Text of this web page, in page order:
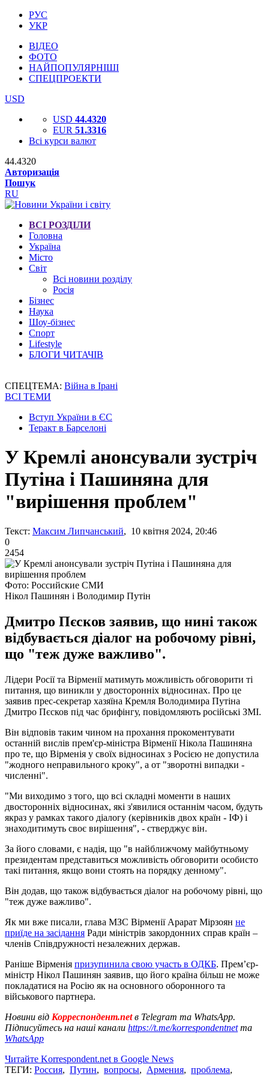
РУС
УКР
ВІДЕО
ФОТО
НАЙПОПУЛЯРНІШІ
СПЕЦПРОЕКТИ
USD
USD 44.4320
EUR 51.3316
Всі курси валют
44.4320
Авторизація
Пошук
RU
ВСІ РОЗДІЛИ
Головна
Україна
Місто
Світ
Всі новини розділу
Росія
Бізнес
Наука
Шоу-бізнес
Спорт
Lifestyle
БЛОГИ ЧИТАЧІВ
СПЕЦТЕМА: Війна в Ірані
ВСІ ТЕМИ
Вступ України в ЄС
Теракт в Барселоні
У Кремлі анонсували зустріч
Путіна і Пашиняна для
"вирішення проблем"
Текст: Максим Липчанський, 10 квітня 2024, 20:46
0
2454
Фото: Российские СМИ
Нікол Пашинян і Володимир Путін
Дмитро Пєсков заявив, що нині також
відбувається діалог на робочому рівні,
що "теж дуже важливо".
Лідери Росії та Вірменії матимуть можливість обговорити ті
питання, що виникли у двосторонніх відносинах. Про це
заявив прес-секретар хазяїна Кремля Володимира Путіна
Дмитро Пєсков під час брифінгу, повідомляють російські ЗМІ.
Він відповів таким чином на прохання прокоментувати
останній вислів прем'єр-міністра Вірменії Нікола Пашиняна
про те, що Вірменія у своїх відносинах з Росією не допустила
"жодного неправильного кроку", а от "зворотні випадки -
численні".
"Ми виходимо з того, що всі складні моменти в наших
двосторонніх відносинах, які з'явилися останнім часом, будуть
якраз у рамках такого діалогу (керівників двох країн - ІФ) і
знаходитимуть своє вирішення", - стверджує він.
За його словами, є надія, що "в найближчому майбутньому
президентам представиться можливість обговорити особисто
такі питання, якщо вони стоять на порядку денному".
Він додав, що також відбувається діалог на робочому рівні, що
"теж дуже важливо".
Як ми вже писали, глава МЗС Вірменії Арарат Мірзоян не
приїде на засідання Ради міністрів закордонних справ країн –
членів Співдружності незалежних держав.
Раніше Вірменія призупинила свою участь в ОДКБ. Прем’єр-
міністр Нікол Пашинян заявив, що його країна більш не може
покладатися на Росію як на основного оборонного та
військового партнера.
Новини від Корреспондент.netв Telegram та WhatsApp.
Підписуйтесь на наші канали https://t.me/korrespondentnetта
WhatsApp
Читайте Korrespondent.net в Google News
ТЕГИ: Россия, Путин, вопросы, Армения, проблема,